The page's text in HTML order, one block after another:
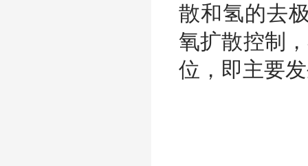
散和氢的去
氧扩散控制
位，即主要